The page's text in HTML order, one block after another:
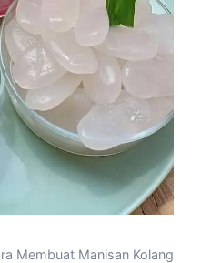
Membuat Manisan Kolang